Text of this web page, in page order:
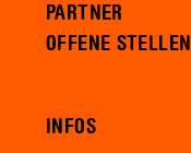
PARTNER
OFFENE STELLEN
INFOS